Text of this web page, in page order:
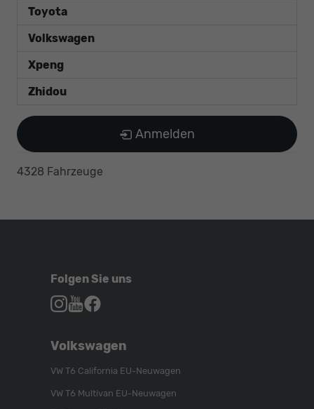
Toyota
Volkswagen
Xpeng
Zhidou
Anmelden
4328 Fahrzeuge
Folgen Sie uns
Autohaus
Sie
Instagram
Autohaus
Sie
unser
Kanal
Sie
Facebook
Volkswagen
VW T6 California EU-Neuwagen
VW T6 Multivan EU-Neuwagen